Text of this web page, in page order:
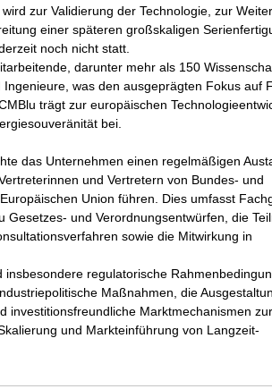
zur Validierung der Technologie, zur
einer späteren großskaligen
noch nicht statt.
darunter mehr als 150
was den ausgeprägten Fokus auf
trägt zur europäischen
bei.
das Unternehmen einen regelmäßigen
und Vertretern von Bundes- und
Union führen. Dies umfasst
und Verordnungsentwürfen, die
sowie die Mitwirkung in
regulatorische
Maßnahmen, die
investitionsfreundliche Marktmechanismen
und Markteinführung von Langzeit-